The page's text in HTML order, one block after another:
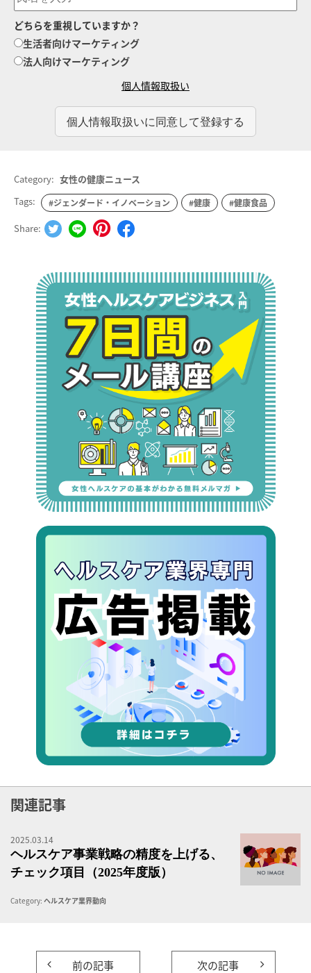
どちらを重視していますか？
生活者向けマーケティング
法人向けマーケティング
個人情報取扱い
Category: 女性の健康ニュース
Tags:
#ジェンダード・イノベーション #健康 #健康食品
Share:
関連記事
2025.03.14
ヘルスケア事業戦略の精度を上げる、
チェック項目（2025年度版）
Category: ヘルスケア業界動向
前の記事 次の記事